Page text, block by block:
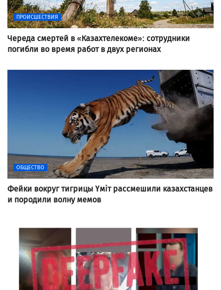
ПРОИСШЕСТВИЯ
Череда смертей в «Казахтелекоме»: сотрудники
погибли во время работ в двух регионах
ОБЩЕСТВО
Фейки вокруг тигрицы Үміт рассмешили казахстанцев
и породили волну мемов